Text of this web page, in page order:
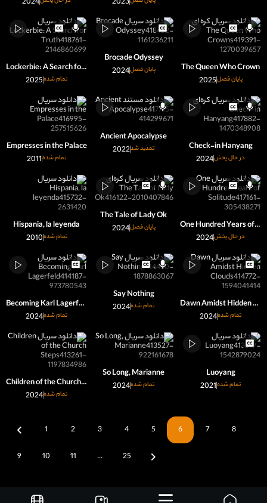
The Queen Who Crown
2025پایان فصل
Brocade Odyssey
2024پایان فصل
Lockerbie: A Search for Truth
2025تمام شده
Check-in Hanyang
2024در حال پخش
Ancient Apocalypse
2022تمدید شد
Empresses in the Palace
2011تمام شده
One Hundred Years of Solitude
2024در حال پخش
The Tale of Lady Ok
2024پایان فصل
Hispania, la leyenda
2010تمام شده
Dawn Amidst Hidden Clouds
2024تمام شده
Say Nothing
2024تمام شده
Becoming Karl Lagerfeld
2024تمام شده
Luoyang
2021تمام شده
So Long, Marianne
2024تمام شده
Children of the Church Steps
2024تمام شده
1 2 3 4 5 6 7 8
9 10 11 … 25